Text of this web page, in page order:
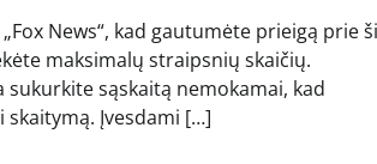
News“, kad gautumėte prieigą prie
maksimalų straipsnių skaičių.
sukurkite sąskaitą nemokamai, kad
Įvesdami […]